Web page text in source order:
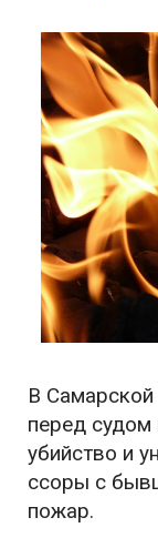
В
перед
убийство и
ссоры с
пожар.